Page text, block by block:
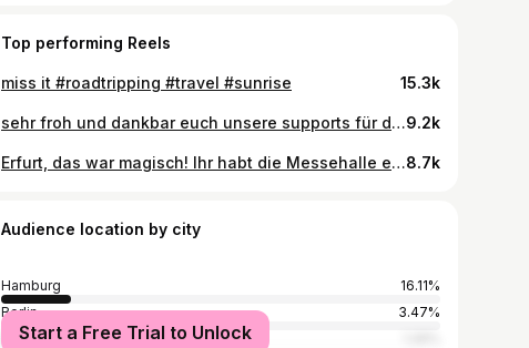
Top performing Reels
miss it #roadtripping #travel #sunrise 15.3k
sehr froh und dankbar euch unsere supports für die clubtour vorzustellen @gretamusic & @pheafromthemoon macht beide auf repeat 😤💓9.2k
Erfurt, das war magisch! Ihr habt die Messehalle erneut in einen Ort voller Wärme, Liebe und unvergesslicher Momente verwandelt. Von der ersten Note bis zum letzten Applaus – es war einfach besonders ❤️‍🔥 Danke an meine Gäste @musikvonlotte , @kaffkiez und @gretamusic sowie an jeden Einzelnen von euch, der diesen Abend so besonders gemacht hat. Das bleibt für immer. Euer Cluesn 📸 @christophkoestlin8.7k
Audience location by city
Hamburg
16.11%
Berlin
3.47%
Mooloolaba
Start a Free Trial to Unlock